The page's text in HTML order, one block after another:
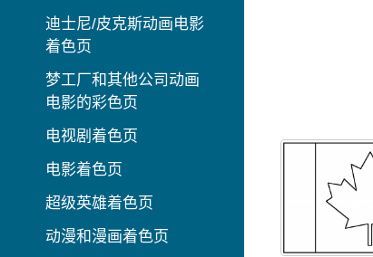
迪士尼/皮克斯动画电影
着色页
梦工厂和其他公司动画
电影的彩色页
电视剧着色页
电影着色页
超级英雄着色页
动漫和漫画着色页